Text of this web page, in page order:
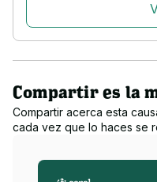
Compartir es la
Compartir acerca esta
cada vez que lo haces se